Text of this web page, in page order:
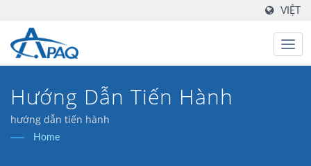
VIỆT
Hướng Dẫn Tiến Hành
hướng dẫn tiến hành
Home